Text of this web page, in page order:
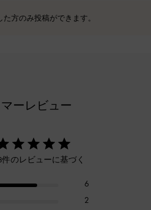
方のみ投稿ができます。
ーレビュー
件のレビューに基づく
6
2